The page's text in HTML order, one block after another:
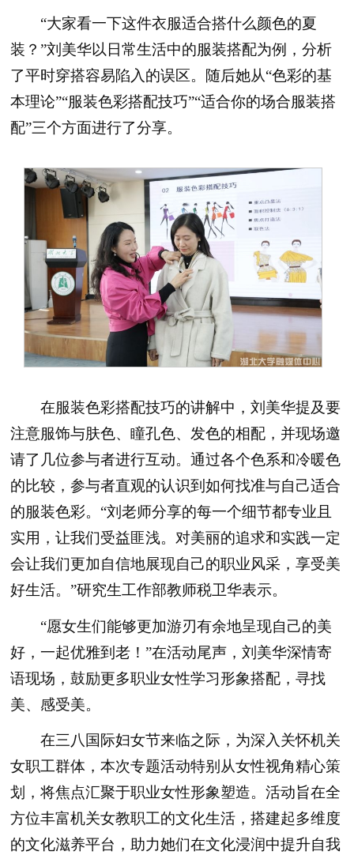
“大家看一下这件衣服适合搭什么颜色的夏
装？”刘美华以日常生活中的服装搭配为例，分析
了平时穿搭容易陷入的误区。随后她从“色彩的基
本理论”“服装色彩搭配技巧”“适合你的场合服装搭
配”三个方面进行了分享。
在服装色彩搭配技巧的讲解中，刘美华提及要
注意服饰与肤色、瞳孔色、发色的相配，并现场邀
请了几位参与者进行互动。通过各个色系和冷暖色
的比较，参与者直观的认识到如何找准与自己适合
的服装色彩。“刘老师分享的每一个细节都专业且
实用，让我们受益匪浅。对美丽的追求和实践一定
会让我们更加自信地展现自己的职业风采，享受美
好生活。”研究生工作部教师税卫华表示。
“愿女生们能够更加游刃有余地呈现自己的美
好，一起优雅到老！”在活动尾声，刘美华深情寄
语现场，鼓励更多职业女性学习形象搭配，寻找
美、感受美。
在三八国际妇女节来临之际，为深入关怀机关
女职工群体，本次专题活动特别从女性视角精心策
划，将焦点汇聚于职业女性形象塑造。活动旨在全
方位丰富机关女教职工的文化生活，搭建起多维度
的文化滋养平台，助力她们在文化浸润中提升自我